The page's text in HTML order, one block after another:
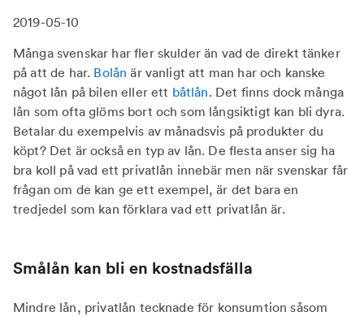
2019-05-10
Många svenskar har fler skulder än vad de direkt tänker
på att de har. Bolån är vanligt att man har och kanske
något lån på bilen eller ett båtlån. Det finns dock många
lån som ofta glöms bort och som långsiktigt kan bli dyra.
Betalar du exempelvis av månadsvis på produkter du
köpt? Det är också en typ av lån. De flesta anser sig ha
bra koll på vad ett privatlån innebär men när svenskar får
frågan om de kan ge ett exempel, är det bara en
tredjedel som kan förklara vad ett privatlån är.
Smålån kan bli en kostnadsfälla
Mindre lån, privatlån tecknade för konsumtion såsom